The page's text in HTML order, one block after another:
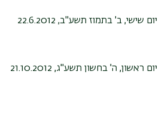
יום שישי, ב' בתמוז תשע"ב, 22.6.2012
יום ראשון, ה' בחשון תשע"ג, 21.10.2012